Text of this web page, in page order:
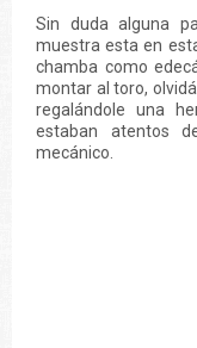
Sin duda alguna
muestra esta en
chamba como
montar al toro,
regalándole una
estaban atentos
mecánico.